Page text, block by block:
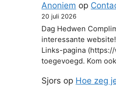
Anoniem op
20 juli 2026
Dag Hedwen
interessante
Links-pagina
toegevoegd. Kom
Sjors op Hoe zeg